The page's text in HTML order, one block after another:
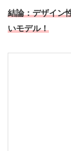
結論：デザイン
いモデル！